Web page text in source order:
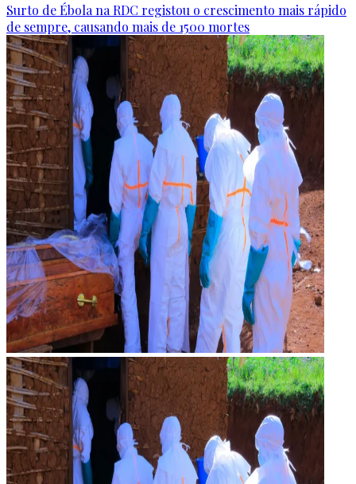
Surto de Ébola na RDC registou o crescimento mais rápido
de sempre, causando mais de 1500 mortes